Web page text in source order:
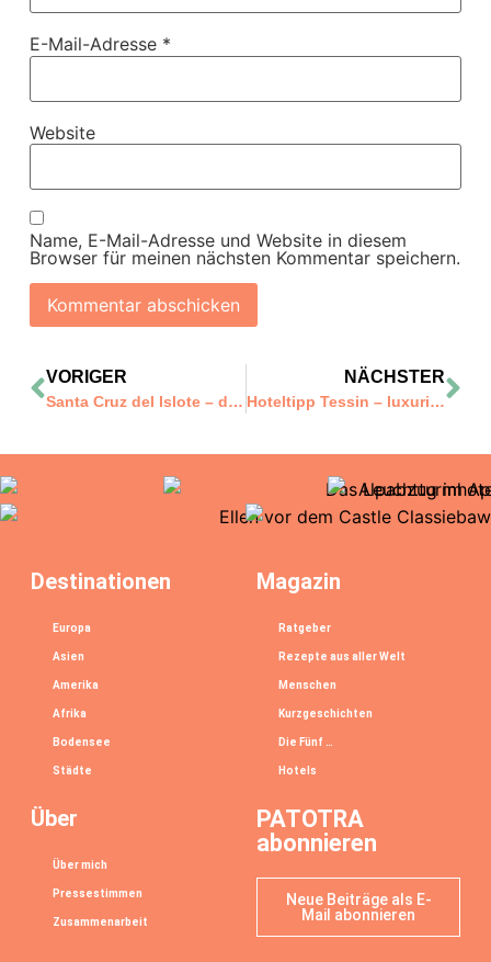
E-Mail-Adresse *
Website
Name, E-Mail-Adresse und Website in diesem
Browser für meinen nächsten Kommentar speichern.
VORIGER
Santa Cruz del Islote – die dichtest besiedelte Insel der Welt
NÄCHSTER
Hoteltipp Tessin – luxuriöses Hideaway Villa Orselina
Destinationen
Europa
Asien
Amerika
Afrika
Bodensee
Städte
Magazin
Ratgeber
Rezepte aus aller Welt
Menschen
Kurzgeschichten
Die Fünf …
Hotels
Über
Über mich
Pressestimmen
Zusammenarbeit
PATOTRA
abonnieren
Neue Beiträge als E-
Mail abonnieren